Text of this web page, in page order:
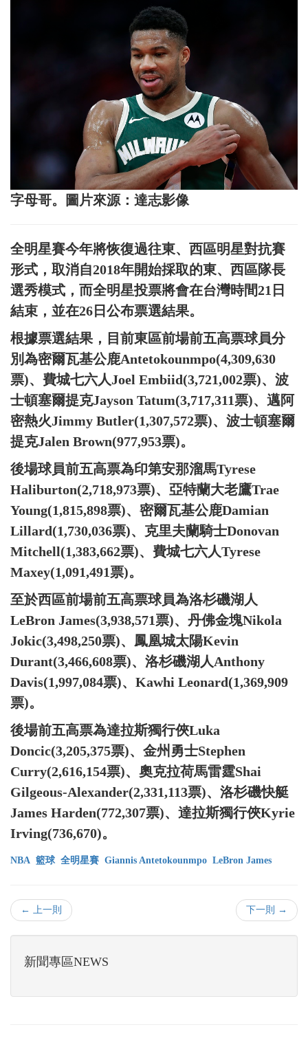
字母哥。圖片來源：達志影像
全明星賽今年將恢復過往東、西區明星對抗賽
形式，取消自2018年開始採取的東、西區隊長
選秀模式，而全明星投票將會在台灣時間21日
結束，並在26日公布票選結果。
根據票選結果，目前東區前場前五高票球員分
別為密爾瓦基公鹿Antetokounmpo(4,309,630
票)、費城七六人Joel Embiid(3,721,002票)、波
士頓塞爾提克Jayson Tatum(3,717,311票)、邁阿
密熱火Jimmy Butler(1,307,572票)、波士頓塞爾
提克Jalen Brown(977,953票)。
後場球員前五高票為印第安那溜馬Tyrese
Haliburton(2,718,973票)、亞特蘭大老鷹Trae
Young(1,815,898票)、密爾瓦基公鹿Damian
Lillard(1,730,036票)、克里夫蘭騎士Donovan
Mitchell(1,383,662票)、費城七六人Tyrese
Maxey(1,091,491票)。
至於西區前場前五高票球員為洛杉磯湖人
LeBron James(3,938,571票)、丹佛金塊Nikola
Jokic(3,498,250票)、鳳凰城太陽Kevin
Durant(3,466,608票)、洛杉磯湖人Anthony
Davis(1,997,084票)、Kawhi Leonard(1,369,909
票)。
後場前五高票為達拉斯獨行俠Luka
Doncic(3,205,375票)、金州勇士Stephen
Curry(2,616,154票)、奧克拉荷馬雷霆Shai
Gilgeous-Alexander(2,331,113票)、洛杉磯快艇
James Harden(772,307票)、達拉斯獨行俠Kyrie
Irving(736,670)。
NBA 籃球 全明星賽 Giannis Antetokounmpo LeBron James
← 上一則 下一則 →
新聞專區NEWS